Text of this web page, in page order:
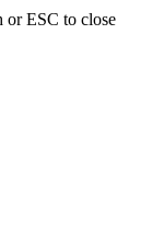
or ESC to close